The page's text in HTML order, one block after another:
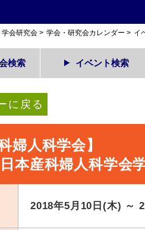
学会研究会 > 学会・研究会カレンダー > イ
検索 イベント検索
に戻る
婦人科学会】
本産科婦人科学会
2018年5月10日(木) ～